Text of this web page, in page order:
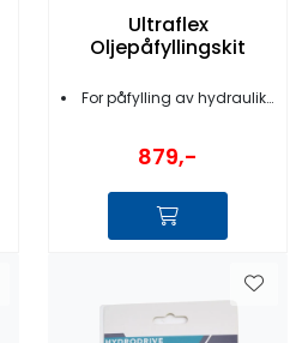
Ultraflex
Oljepåfyllingskit
For påfylling av hydraulikkolje
879,-